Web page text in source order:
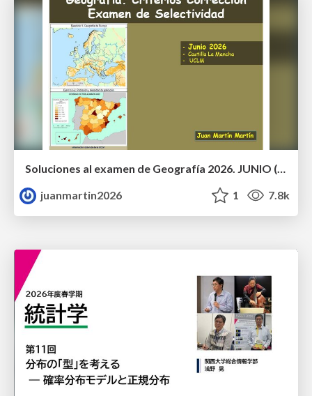
Soluciones al examen de Geografía 2026. JUNIO (Convocatoria Ordinaria)
juanmartin2026
1 7.8k